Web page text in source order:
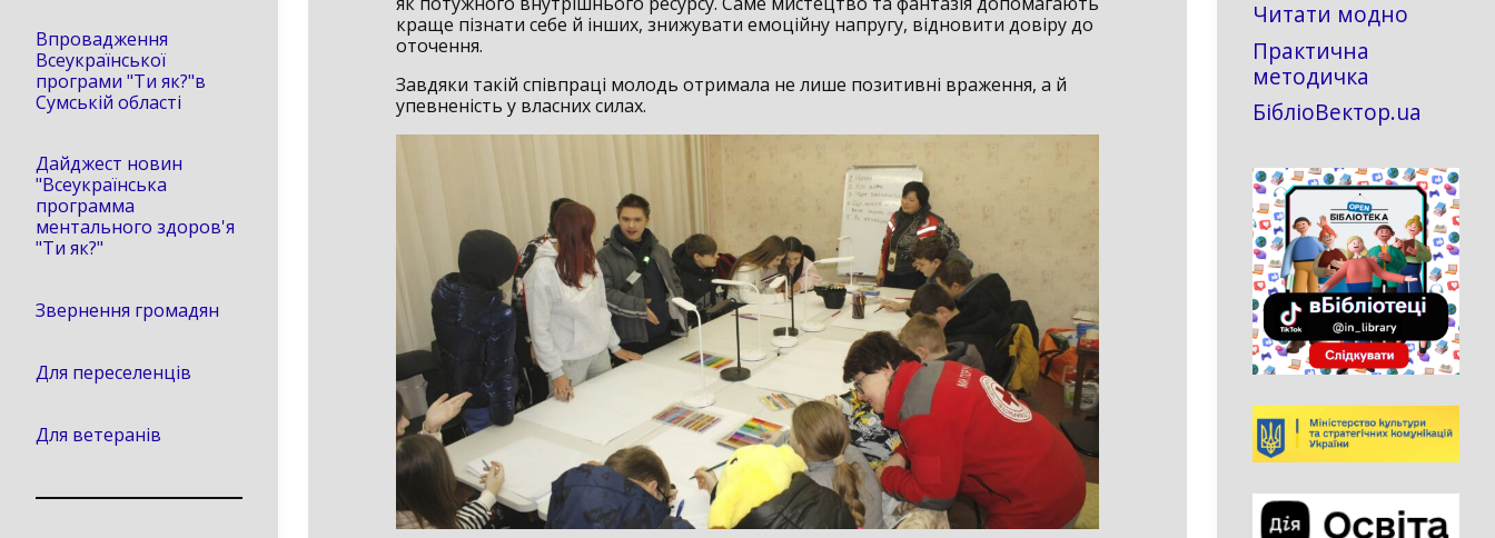
краще пізнати себе й інших, знижувати емоційну напругу, відновити довіру до
оточення.
Завдяки такій співпраці молодь отримала не лише позитивні враження, а й
упевненість у власних силах.
Впровадження
Всеукраїнської
програми "Ти як?"в
Сумській області
Дайджест новин
"Всеукраїнська
программа
ментального здоров'я
"Ти як?"
Звернення громадян
Для переселенців
Для ветеранів
Читати модно
Практична
методичка
БібліоВектор.ua